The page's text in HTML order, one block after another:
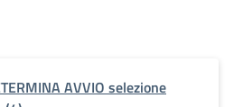
AVVIO selezione